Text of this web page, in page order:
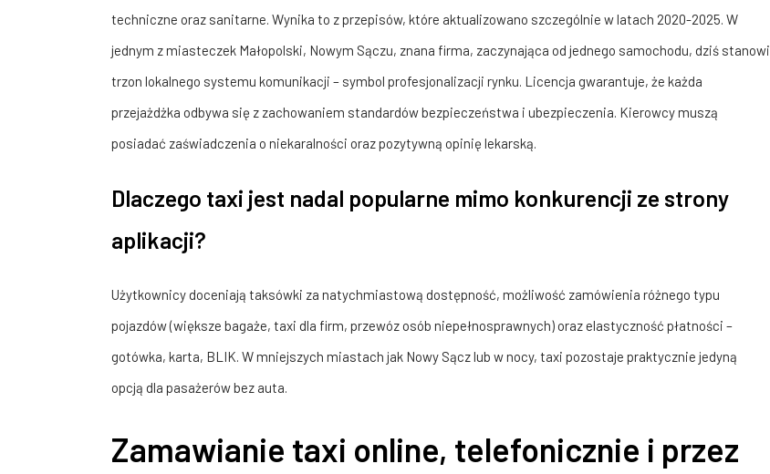
techniczne oraz sanitarne. Wynika to z przepisów, które aktualizowano szczególnie w latach 2020-2025. W
jednym z miasteczek Małopolski, Nowym Sączu, znana firma, zaczynająca od jednego samochodu, dziś stanowi
trzon lokalnego systemu komunikacji – symbol profesjonalizacji rynku. Licencja gwarantuje, że każda
przejażdżka odbywa się z zachowaniem standardów bezpieczeństwa i ubezpieczenia. Kierowcy muszą
posiadać zaświadczenia o niekaralności oraz pozytywną opinię lekarską.
Dlaczego taxi jest nadal popularne mimo konkurencji ze strony
aplikacji?
Użytkownicy doceniają taksówki za natychmiastową dostępność, możliwość zamówienia różnego typu
pojazdów (większe bagaże, taxi dla firm, przewóz osób niepełnosprawnych) oraz elastyczność płatności –
gotówka, karta, BLIK. W mniejszych miastach jak Nowy Sącz lub w nocy, taxi pozostaje praktycznie jedyną
opcją dla pasażerów bez auta.
Zamawianie taxi online, telefonicznie i przez